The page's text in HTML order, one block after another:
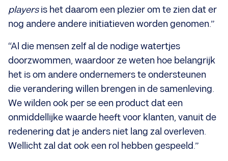
playersis het daarom een plezier om te zien dat er
nog andere andere initiatieven worden genomen.”
“Al die mensen zelf al de nodige watertjes
doorzwommen, waardoor ze weten hoe belangrijk
het is om andere ondernemers te ondersteunen
die verandering willen brengen in de samenleving.
We wilden ook per se een product dat een
onmiddellijke waarde heeft voor klanten, vanuit de
redenering dat je anders niet lang zal overleven.
Wellicht zal dat ook een rol hebben gespeeld.”